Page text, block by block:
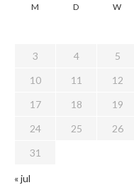
M D W
3
4 5
10
11 12
17
18 19
24
25 26
31
« jul